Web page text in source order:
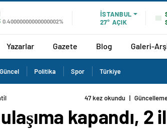
0.40000000000000002%
İSTANBUL
27° AÇIK
Yazarlar Gazete Blog Galeri-
Güncel Politika Spor Türkiye
47 kez okundu |
kapandı, 2